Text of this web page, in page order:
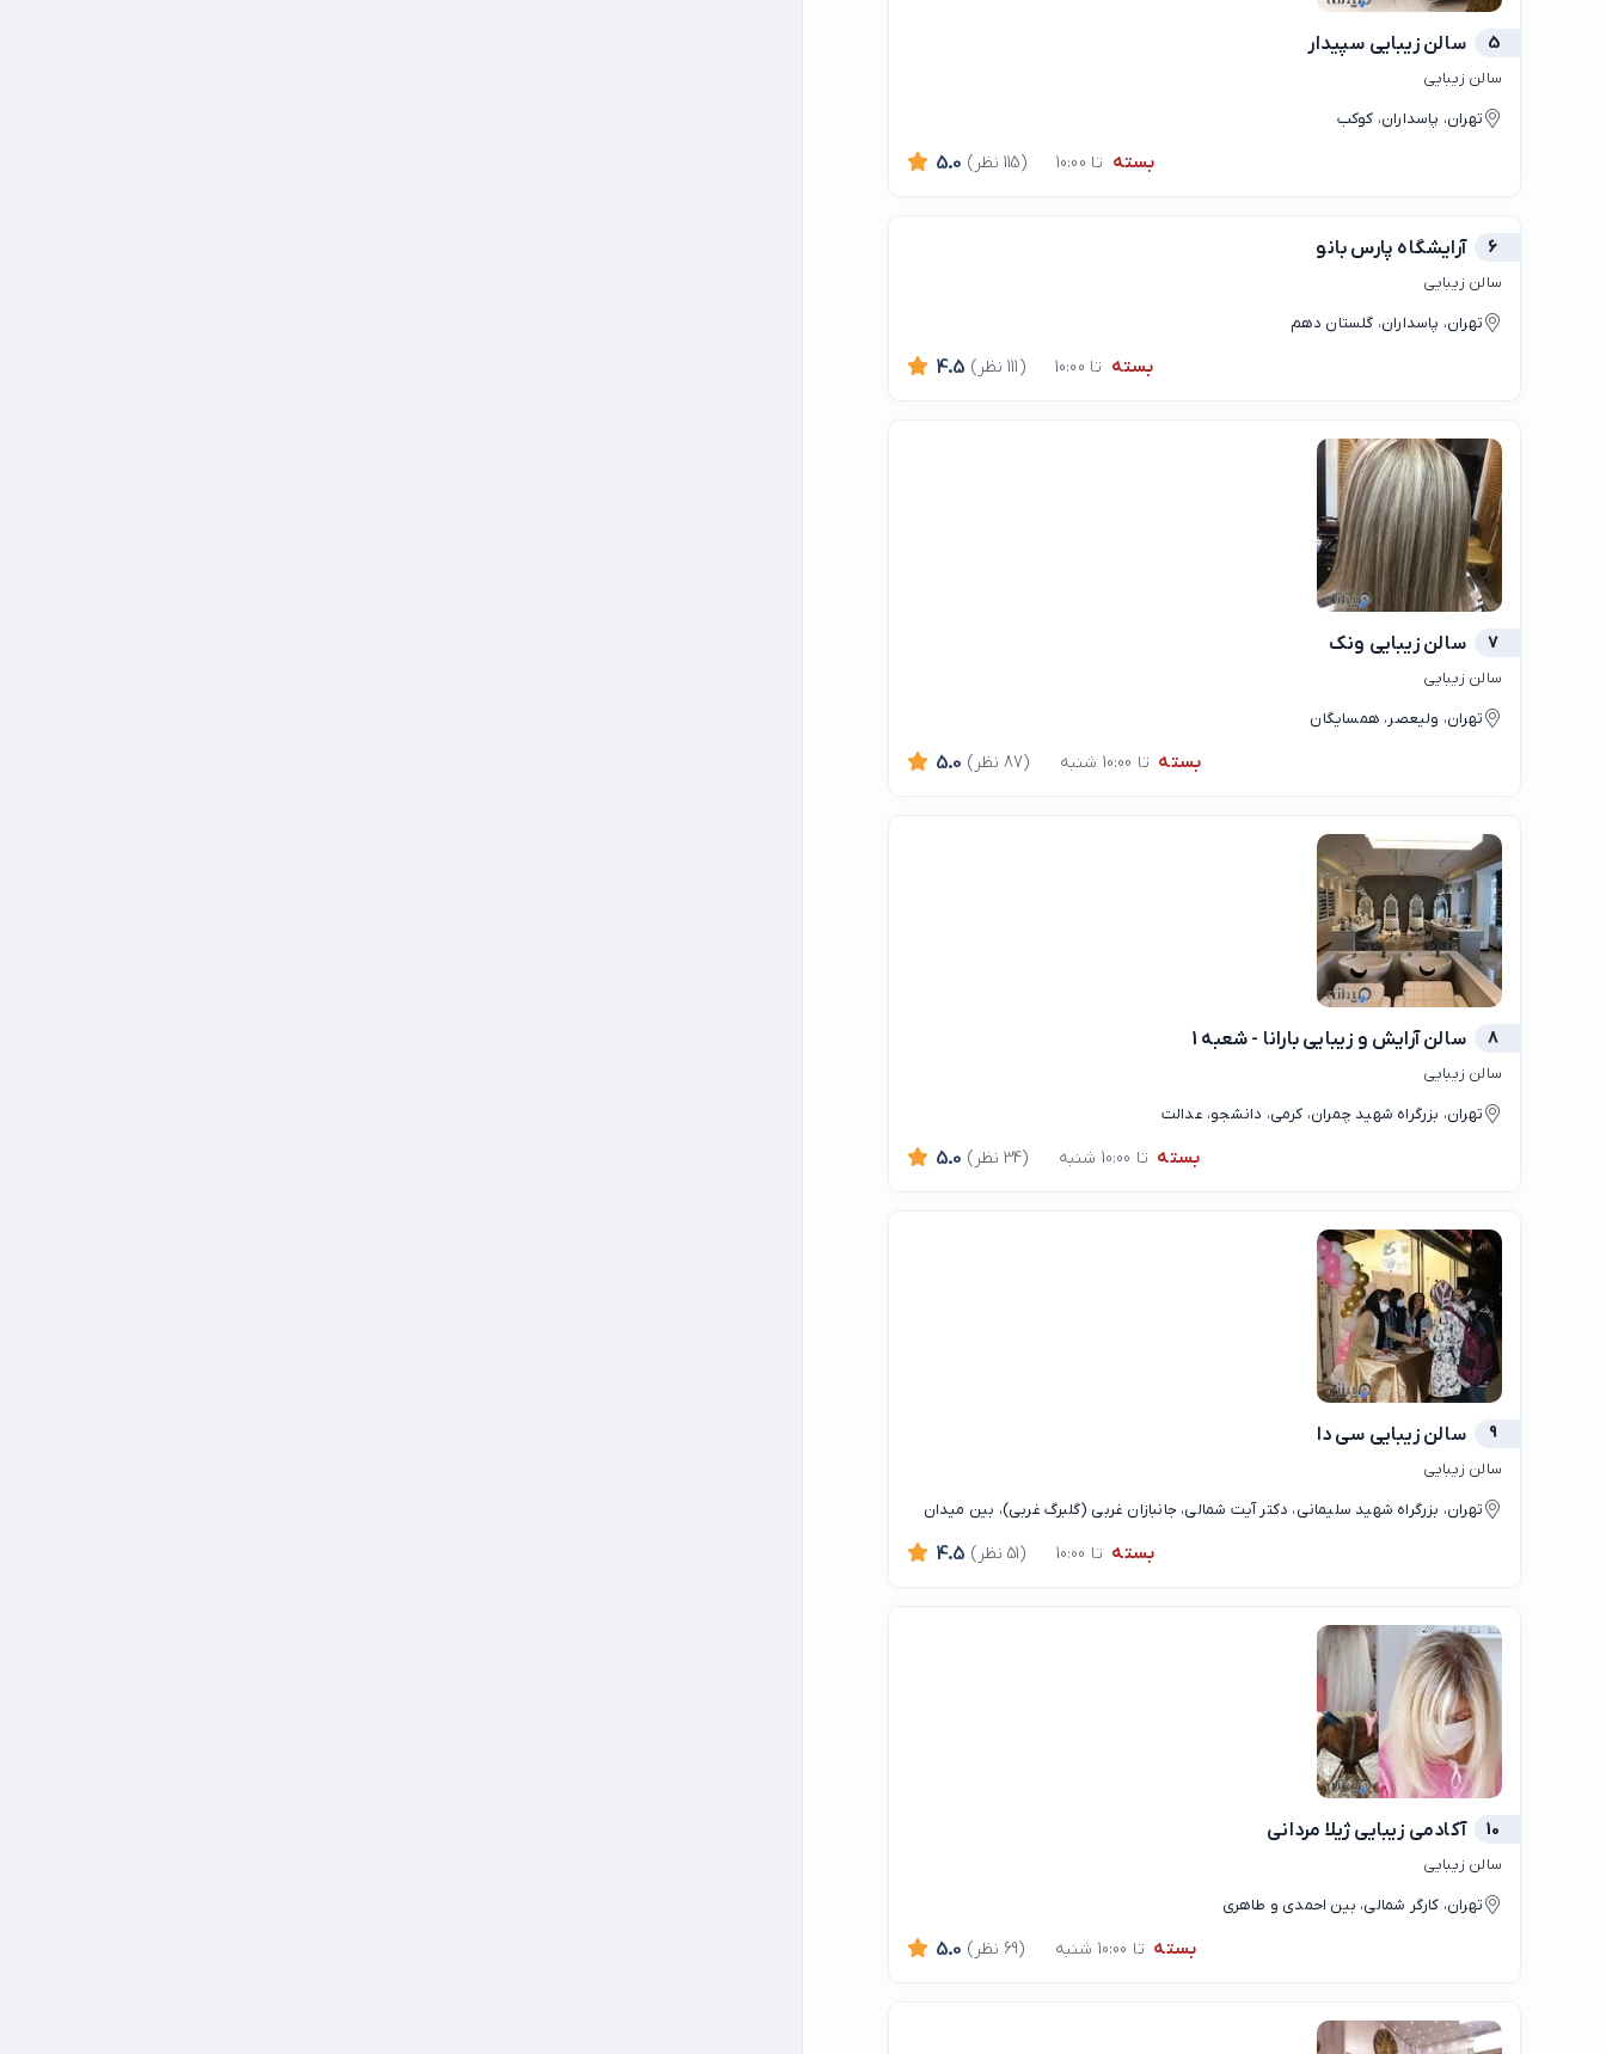
5 سالن زیبایی سپیدار
سالن زیبایی
تهران، پاسداران، کوکب
بسته تا 10:00 5.0 (115 نظر)
6 آرایشگاه پارس بانو
سالن زیبایی
تهران، پاسداران، گلستان دهم
بسته تا 10:00 4.5 (111 نظر)
7 سالن زیبایی ونک
سالن زیبایی
تهران، ولیعصر، همسایگان
بسته تا 10:00 شنبه 5.0 (87 نظر)
8 سالن آرایش و زیبایی بارانا - شعبه 1
سالن زیبایی
تهران، بزرگراه شهید چمران، کرمی، دانشجو، عدالت
بسته تا 10:00 شنبه 5.0 (34 نظر)
9 سالن زیبایی سی دا
سالن زیبایی
تهران، بزرگراه شهید سلیمانی، دکتر آیت شمالی، جانبازان غربی (گلبرگ غربی)، بین میدان
بسته تا 10:00 4.5 (51 نظر)
10 آکادمی زیبایی ژیلا مردانی
سالن زیبایی
تهران، کارگر شمالی، بین احمدی و طاهری
بسته تا 10:00 شنبه 5.0 (69 نظر)